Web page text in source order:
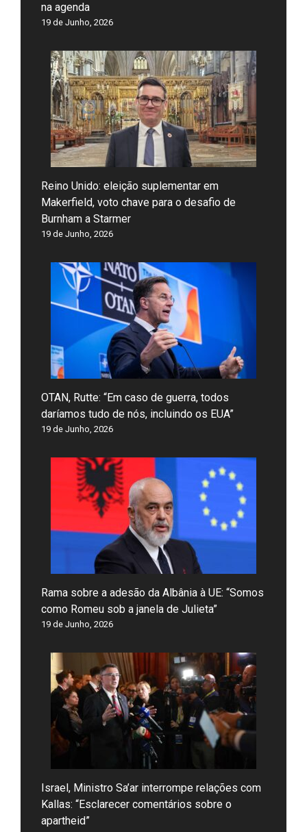
na agenda
19 de Junho, 2026
Reino Unido: eleição suplementar em
Makerfield, voto chave para o desafio de
Burnham a Starmer
19 de Junho, 2026
OTAN, Rutte: “Em caso de guerra, todos
daríamos tudo de nós, incluindo os EUA”
19 de Junho, 2026
Rama sobre a adesão da Albânia à UE: “Somos
como Romeu sob a janela de Julieta”
19 de Junho, 2026
Israel, Ministro Sa’ar interrompe relações com
Kallas: “Esclarecer comentários sobre o
apartheid”